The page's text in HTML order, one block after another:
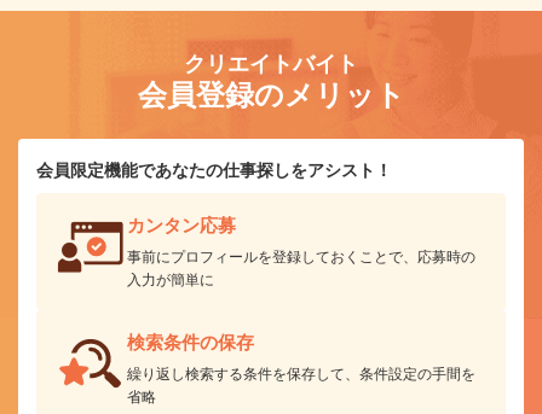
クリエイトバイト
会員登録のメリット
会員限定機能であなたの仕事探しをアシスト！
カンタン応募
事前にプロフィールを登録しておくことで、応募時の
入力が簡単に
検索条件の保存
繰り返し検索する条件を保存して、条件設定の手間を
省略